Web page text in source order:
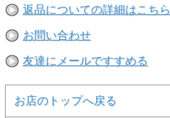
返品についての詳細はこちら
お問い合わせ
友達にメールですすめる
お店のトップへ戻る